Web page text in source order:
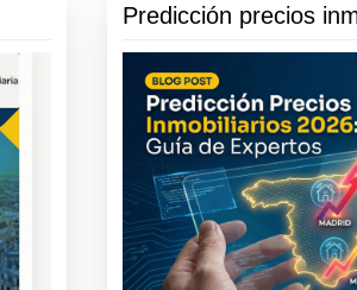
Predicción precios